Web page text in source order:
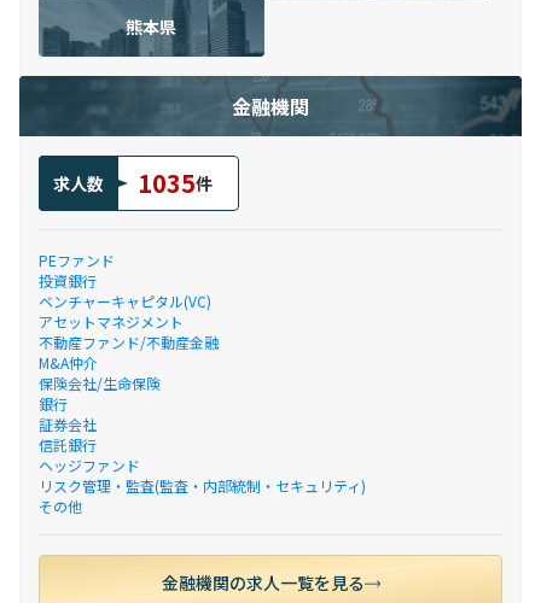
熊本県
金融機関
求人数 1035件
PEファンド
投資銀行
ベンチャーキャピタル(VC)
アセットマネジメント
不動産ファンド/不動産金融
M&A仲介
保険会社/生命保険
銀行
証券会社
信託銀行
ヘッジファンド
リスク管理・監査(監査・内部統制・セキュリティ)
その他
金融機関の求人一覧を見る